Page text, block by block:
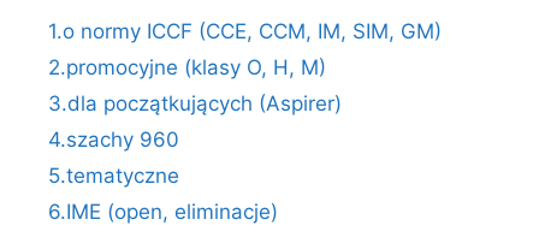
1.o normy ICCF (CCE, CCM, IM, SIM, GM)
2.promocyjne (klasy O, H, M)
3.dla początkujących (Aspirer)
4.szachy 960
5.tematyczne
6.IME (open, eliminacje)